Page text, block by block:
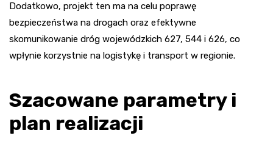
Dodatkowo, projekt ten ma na celu poprawę
bezpieczeństwa na drogach oraz efektywne
skomunikowanie dróg wojewódzkich 627, 544 i 626, co
wpłynie korzystnie na logistykę i transport w regionie.
Szacowane parametry i
plan realizacji